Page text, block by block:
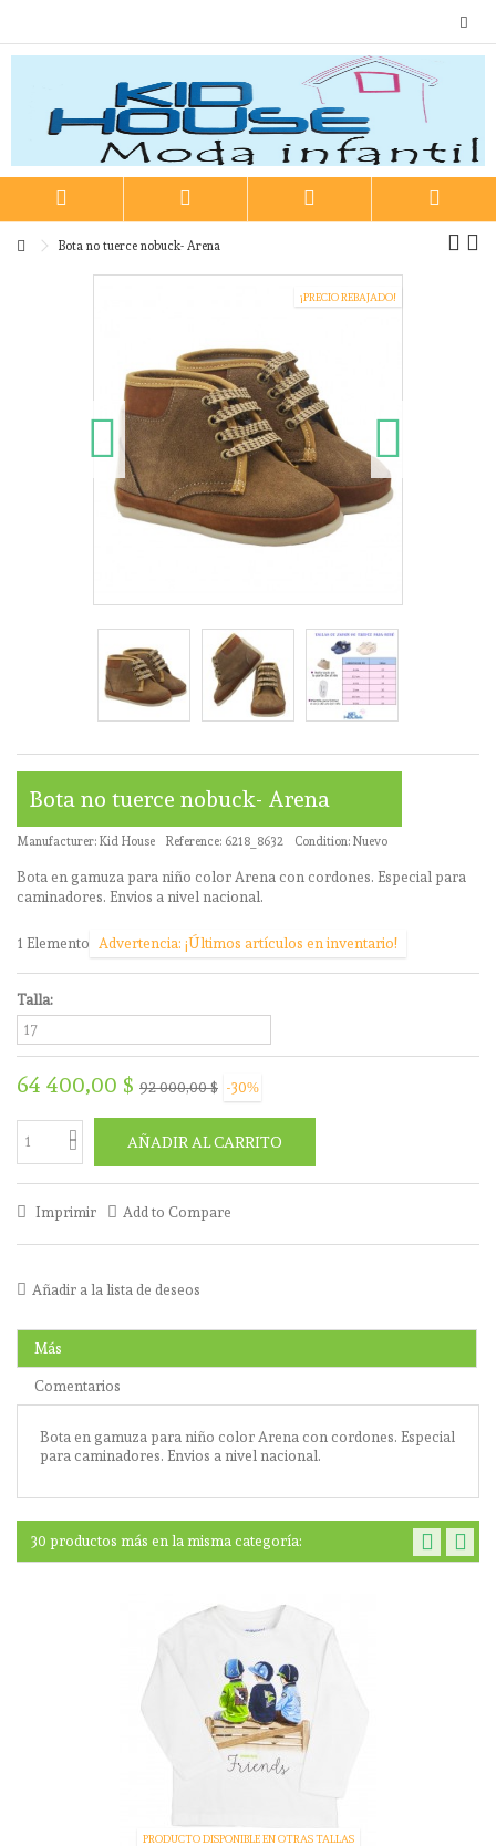
Bota no tuerce nobuck- Arena
¡PRECIO REBAJADO!
Bota no tuerce nobuck- Arena
Manufacturer: Kid House Reference: 6218_8632 Condition: Nuevo
Bota en gamuza para niño color Arena con cordones. Especial para
caminadores. Envios a nivel nacional.
1 Elemento Advertencia: ¡Últimos artículos en inventario!
Talla:
64 400,00 $ 92 000,00 $ -30%
AÑADIR AL CARRITO
Imprimir Add to Compare
Añadir a la lista de deseos
Más
Comentarios
Bota en gamuza para niño color Arena con cordones. Especial
para caminadores. Envios a nivel nacional.
30 productos más en la misma categoría:
PRODUCTO DISPONIBLE EN OTRAS TALLAS